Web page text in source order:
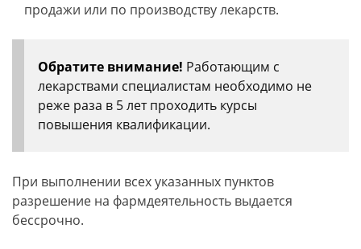
продажи или по производству лекарств.
Обратите внимание! Работающим с
лекарствами специалистам необходимо не
реже раза в 5 лет проходить курсы
повышения квалификации.
При выполнении всех указанных пунктов
разрешение на фармдеятельность выдается
бессрочно.